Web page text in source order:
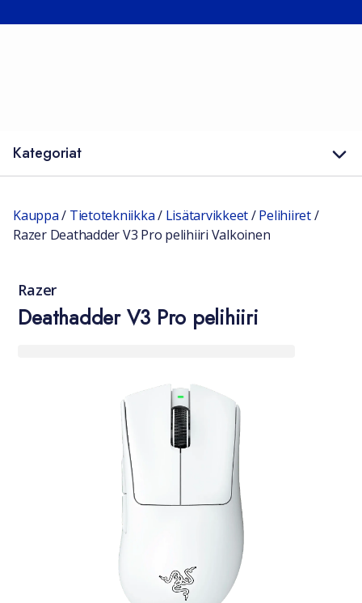
Kategoriat
Kauppa/ Tietotekniikka/ Lisätarvikkeet/Pelihiiret/
Razer Deathadder V3 Pro pelihiiri Valkoinen
Razer
Deathadder V3 Pro pelihiiri